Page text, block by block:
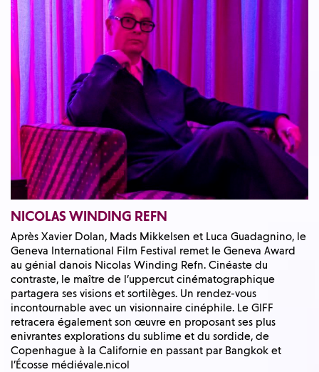
NICOLASWINDING REFN
Après Xavier Dolan, Mads Mikkelsen et Luca Guadagnino, le
Geneva International Film Festival remet le Geneva Award
au génial danois Nicolas Winding Refn. Cinéaste du
contraste, le maître de l’uppercut cinématographique
partagera ses visions et sortilèges. Un rendez-vous
incontournable avec un visionnaire cinéphile. Le GIFF
retracera également son œuvre en proposant ses plus
enivrantes explorations du sublime et du sordide, de
Copenhague à la Californie en passant par Bangkok et
l’Écosse médiévale.nicol